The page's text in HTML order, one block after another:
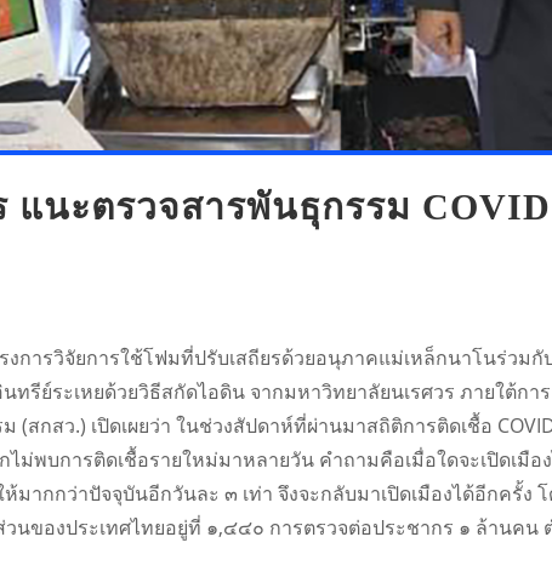
แนะตรวจสารพันธุกรรม
การวิจัยการใช้โฟมที่ปรับเสถียรด้วยอนุภาคแม่เหล็กนาโนร่วม
ทรีย์ระเหยด้วยวิธีสกัดไอดิน จากมหาวิทยาลัยนเรศวร ภายใต้
(สกสว.) เปิดเผยว่า ในช่วงสัปดาห์ที่ผ่านมาสถิติการติดเชื้อ
พบการติดเชื้อรายใหม่มาหลายวัน คำถามคือเมื่อใดจะเปิดเมื
มากกว่าปัจจุบันอีกวันละ ๓ เท่า จึงจะกลับมาเปิดเมืองได้อีกครั้ง
นของประเทศไทยอยู่ที่ ๑,๔๔๐ การตรวจต่อประชากร ๑ ล้านคน